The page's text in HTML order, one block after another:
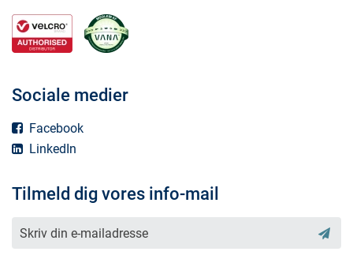
Sociale medier
Facebook
LinkedIn
Tilmeld dig vores info-mail